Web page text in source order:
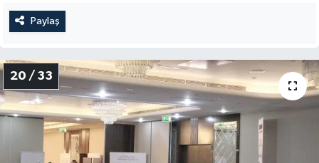
Paylaş
20 / 33